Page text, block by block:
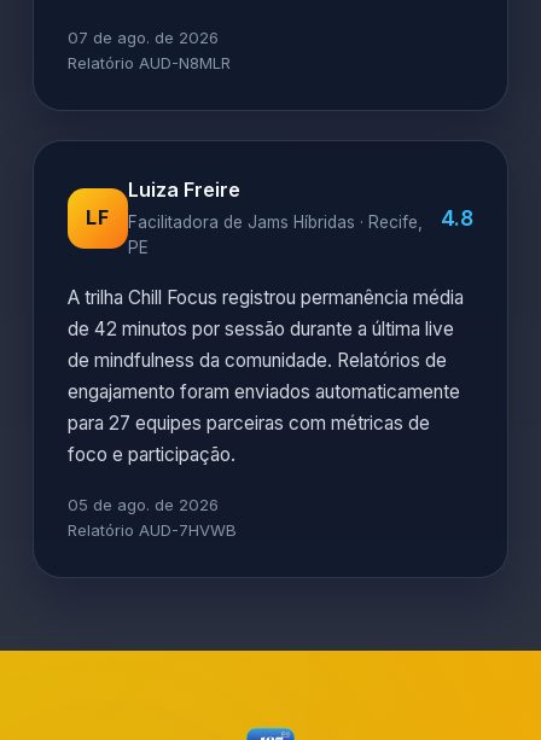
07 de ago. de 2026
Relatório AUD-N8MLR
LF
Luiza Freire
Facilitadora de Jams Híbridas · Recife,
PE
4.8
A trilha Chill Focus registrou permanência média
de 42 minutos por sessão durante a última live
de mindfulness da comunidade. Relatórios de
engajamento foram enviados automaticamente
para 27 equipes parceiras com métricas de
foco e participação.
05 de ago. de 2026
Relatório AUD-7HVWB